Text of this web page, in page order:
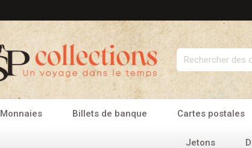
Rechercher
Monnaies Billets de banque Cartes postales
Jetons